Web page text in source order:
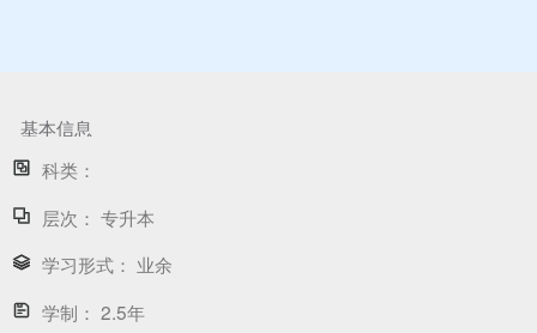
基本信息
科类：
层次： 专升本
学习形式： 业余
学制： 2.5年